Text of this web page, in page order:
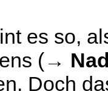
es so,
(→
Doch